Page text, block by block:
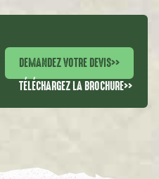
DEMANDEZ VOTRE DEVIS>>
TÉLÉCHARGEZ LA BROCHURE>>